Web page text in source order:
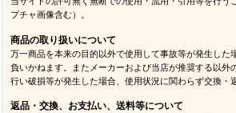
プチャ画像含む）。
商品の取り扱いについて
万一商品を本来の目的以外で使用して事故等が発生した
負いかねます。またメーカーおよび当店が推奨する以外
行い破損等が発生した場合、使用状況に関わらず交換・
返品・交換、お支払い、送料等について